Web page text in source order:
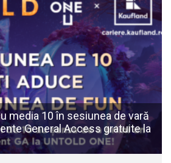
media 10 în sesiunea de vară
General Access gratuite la